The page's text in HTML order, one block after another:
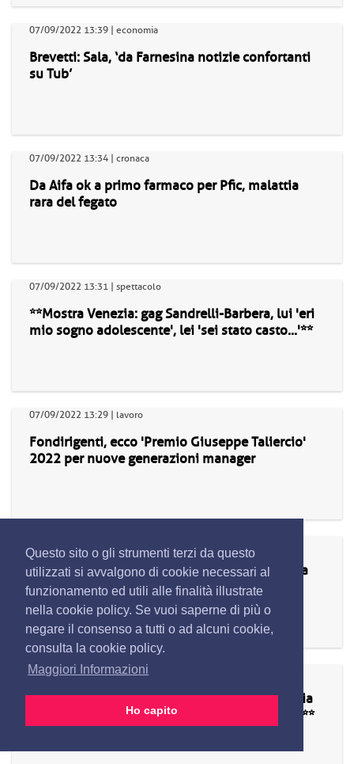
Questo sito o gli strumenti terzi da questo
utilizzati si avvalgono di cookie necessari al
funzionamento ed utili alle finalità illustrate
nella cookie policy. Se vuoi saperne di più o
negare il consenso a tutti o ad alcuni cookie,
consulta la cookie policy.
Maggiori Informazioni
Ho capito
07/09/2022 13:39 | economia
Brevetti: Sala, ‘da Farnesina notizie confortanti
su Tub’
07/09/2022 13:34 | cronaca
Da Aifa ok a primo farmaco per Pfic, malattia
rara del fegato
07/09/2022 13:31 | spettacolo
**Mostra Venezia: gag Sandrelli-Barbera, lui 'eri
mio sogno adolescente', lei 'sei stato casto...'**
07/09/2022 13:29 | lavoro
Fondirigenti, ecco 'Premio Giuseppe Taliercio'
2022 per nuove generazioni manager
Milano: incendio in azienda chimica, indaga la
procura di Lodi, pm sul posto
07/09/2022 13:19 | economia
**Energia: Dbrs, impressionanti progressi Italia
su diversificazione, cruciale impegno politico**